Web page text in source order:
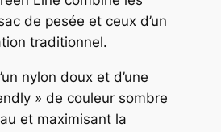
de pesée et ceux d’un
traditionnel.
nylon doux et d’une
» de couleur sombre
et maximisant la